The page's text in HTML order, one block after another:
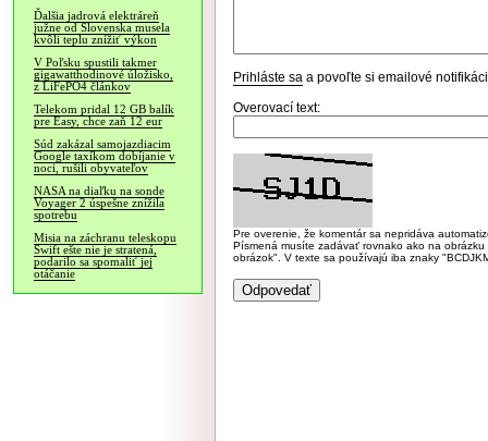
Ďalšia jadrová elektráreň
južne od Slovenska musela
kvôli teplu znížiť výkon
V Poľsku spustili takmer
gigawatthodinové úložisko,
z LiFePO4 článkov
Telekom pridal 12 GB balík
pre Easy, chce zaň 12 eur
Súd zakázal samojazdiacim
Google taxíkom dobíjanie v
noci, rušili obyvateľov
NASA na diaľku na sonde
Voyager 2 úspešne znížila
spotrebu
Misia na záchranu teleskopu
Swift ešte nie je stratená,
podarilo sa spomaliť jej
otáčanie
Prihláste sa a povoľte si emailové
Overovací text:
Pre overenie, že komentár sa nepridáva
Písmená musíte zadávať rovnako ako na
obrázok". V texte sa používajú iba znaky